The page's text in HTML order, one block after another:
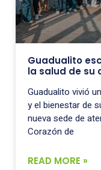
Guadualito
la salud de su
Guadualito vivió
y el bienestar de
nueva sede de
Corazón de
READ MORE »